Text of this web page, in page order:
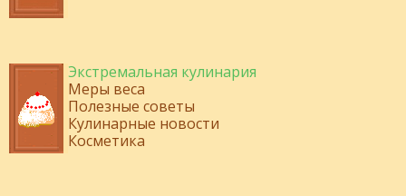
Экстремальная кулинария
Меры веса
Полезные советы
Кулинарные новости
Косметика